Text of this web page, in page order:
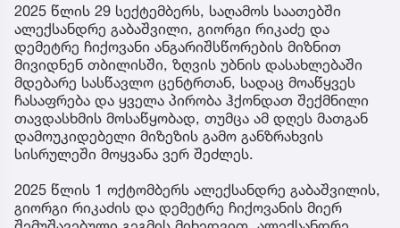
2025 წლის 29 სექტემბერს, საღამოს საათებში
ალექსანდრე გაბაშვილი, გიორგი რიკაძე და
დემეტრე ჩიქოვანი ანგარიშსწორების მიზნით
მივიდნენ თბილისში, ზღვის უბნის დასახლებაში
მდებარე სასწავლო ცენტრთან, სადაც მოაწყვეს
ჩასაფრება და ყველა პირობა ჰქონდათ შექმნილი
თავდასხმის მოსაწყობად, თუმცა ამ დღეს მათგან
დამოუკიდებელი მიზეზის გამო განზრახვის
სისრულეში მოყვანა ვერ შეძლეს.
2025 წლის 1 ოქტომბერს ალექსანდრე გაბაშვილის,
გიორგი რიკაძის და დემეტრე ჩიქოვანის მიერ